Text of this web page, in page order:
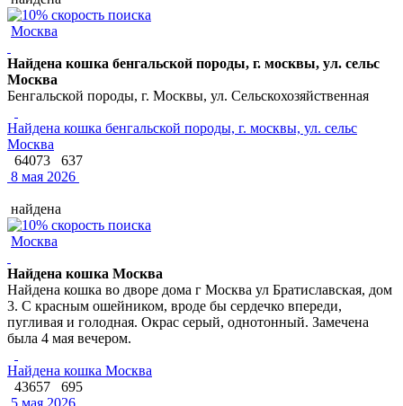
Москва
Найдена кошка бенгальской породы, г. москвы, ул. сельс
Москва
Бенгальской породы, г. Москвы, ул. Сельскохозяйственная
Найдена кошка бенгальской породы, г. москвы, ул. сельс
Москва
64073
637
8 мая 2026
найдена
Москва
Найдена кошка Москва
Найдена кошка во дворе дома г Москва ул Братиславская, дом
3. С красным ошейником, вроде бы сердечко впереди,
пугливая и голодная. Окрас серый, однотонный. Замечена
была 4 мая вечером.
Найдена кошка Москва
43657
695
5 мая 2026